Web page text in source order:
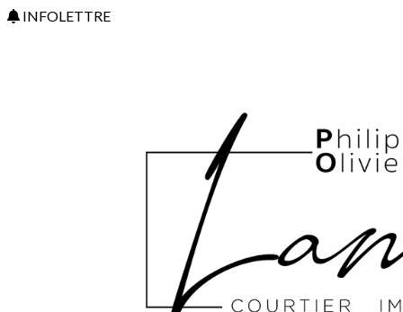
INFOLETTRE